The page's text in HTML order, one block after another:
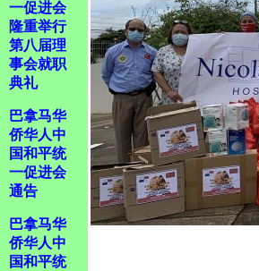
一促进会
隆重举行
第八届理
事会就职
典礼
巴拿马华
侨华人中
国和平统
一促进会
通告
巴拿马华
侨华人中
国和平统